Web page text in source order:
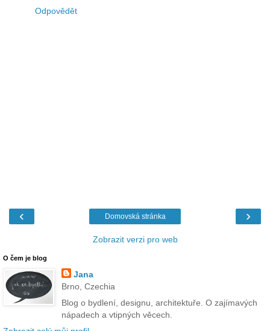
Odpovědět
‹ ›
Domovská stránka
Zobrazit verzi pro web
O čem je blog
Jana
Brno, Czechia
Blog o bydlení, designu, architektuře. O zajímavých
nápadech a vtipných věcech.